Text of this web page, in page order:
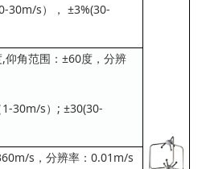
30m/s）， ±3%(30-
仰角范围：±60度，分辨
30m/s）; ±30(30-
s，分辨率：0.01m/s